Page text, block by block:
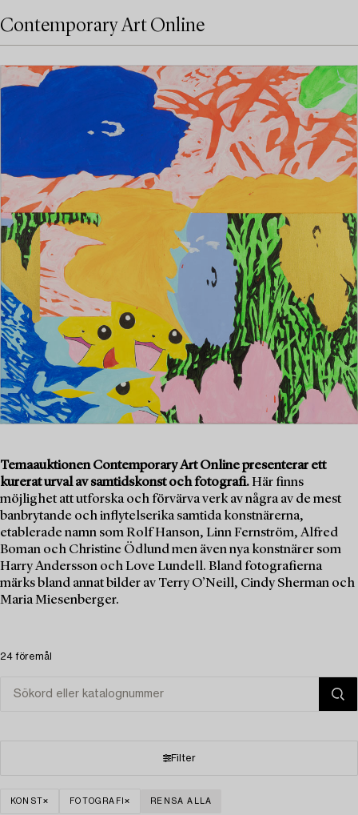
Contemporary Art Online
Temaauktionen Contemporary Art Online presenterar ett
kurerat urval av samtidskonst och fotografi.Här finns
möjlighet att utforska och förvärva verk av några av de mest
banbrytande och inflytelserika samtida konstnärerna,
etablerade namn som Rolf Hanson, Linn Fernström, Alfred
Boman och Christine Ödlund men även nya konstnärer som
Harry Andersson och Love Lundell. Bland fotografierna
märks bland annat bilder av Terry O’Neill, Cindy Sherman och
Maria Miesenberger.
24 föremål
Filter
KONST FOTOGRAFI RENSA ALLA